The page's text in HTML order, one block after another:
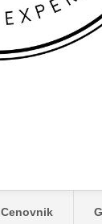
Cenovnik